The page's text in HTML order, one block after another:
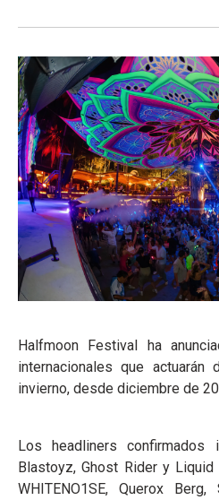
Halfmoon Festival ha
internacionales que actuarán
invierno, desde diciembre de
Los headliners confirmados
Blastoyz, Ghost Rider y
WHITENO1SE, Querox